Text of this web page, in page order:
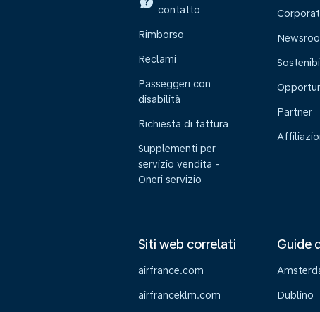
contatto
Rimborso
Reclami
Passeggeri con
disabilità
Richiesta di fattura
Supplementi per
servizio vendita -
Oneri servizio
Partner
Siti web correlati
airfrance.com
airfranceklm.com
Guide
Dublino